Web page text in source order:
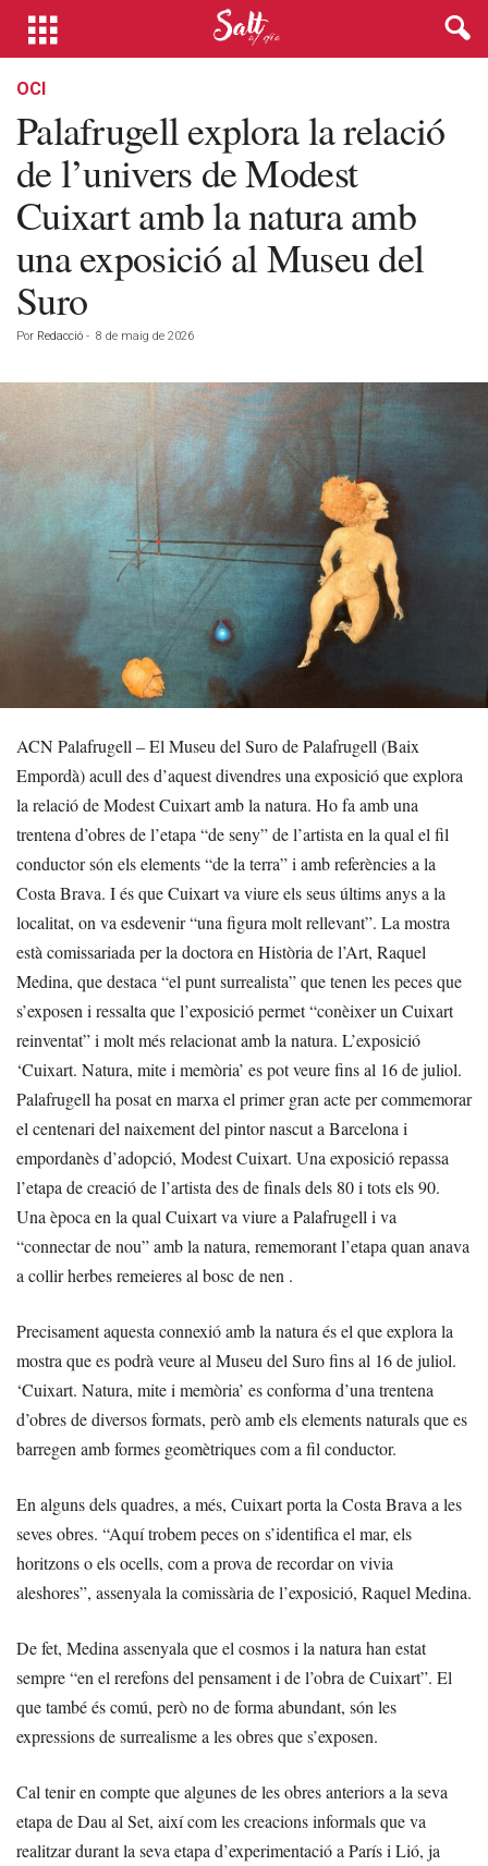
OCI
Palafrugell explora la relació
de l’univers de Modest
Cuixart amb la natura amb
una exposició al Museu del
Suro
Por Redacció - 8 de maig de 2026
ACN Palafrugell – El Museu del Suro de Palafrugell (Baix
Empordà) acull des d’aquest divendres una exposició que explora
la relació de Modest Cuixart amb la natura. Ho fa amb una
trentena d’obres de l’etapa “de seny” de l’artista en la qual el fil
conductor són els elements “de la terra” i amb referències a la
Costa Brava. I és que Cuixart va viure els seus últims anys a la
localitat, on va esdevenir “una figura molt rellevant”. La mostra
està comissariada per la doctora en Història de l’Art, Raquel
Medina, que destaca “el punt surrealista” que tenen les peces que
s’exposen i ressalta que l’exposició permet “conèixer un Cuixart
reinventat” i molt més relacionat amb la natura. L’exposició
‘Cuixart. Natura, mite i memòria’ es pot veure fins al 16 de juliol.
Palafrugell ha posat en marxa el primer gran acte per commemorar
el centenari del naixement del pintor nascut a Barcelona i
empordanès d’adopció, Modest Cuixart. Una exposició repassa
l’etapa de creació de l’artista des de finals dels 80 i tots els 90.
Una època en la qual Cuixart va viure a Palafrugell i va
“connectar de nou” amb la natura, rememorant l’etapa quan anava
a collir herbes remeieres al bosc de nen .
Precisament aquesta connexió amb la natura és el que explora la
mostra que es podrà veure al Museu del Suro fins al 16 de juliol.
‘Cuixart. Natura, mite i memòria’ es conforma d’una trentena
d’obres de diversos formats, però amb els elements naturals que es
barregen amb formes geomètriques com a fil conductor.
En alguns dels quadres, a més, Cuixart porta la Costa Brava a les
seves obres. “Aquí trobem peces on s’identifica el mar, els
horitzons o els ocells, com a prova de recordar on vivia
aleshores”, assenyala la comissària de l’exposició, Raquel Medina.
De fet, Medina assenyala que el cosmos i la natura han estat
sempre “en el rerefons del pensament i de l’obra de Cuixart”. El
que també és comú, però no de forma abundant, són les
expressions de surrealisme a les obres que s’exposen.
Cal tenir en compte que algunes de les obres anteriors a la seva
etapa de Dau al Set, així com les creacions informals que va
realitzar durant la seva etapa d’experimentació a París i Lió, ja